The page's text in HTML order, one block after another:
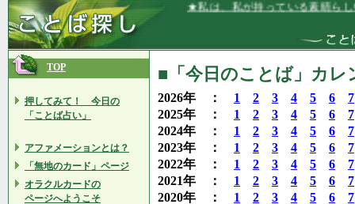
★私は、私が持っている素晴らしいもの
TOP
押してみて！ 今日の
「ことば占い」
アファメーションとは？
「無地のカード」ページ
オラクルカードの
ページへようこそ
■「今日のことば」カ
2026年 ： 1 2 3 4 5 6
7
2025年 ： 1 2 3 4 5 6
7
2024年 ： 1 2 3 4 5 6
7
2023年 ： 1 2 3 4 5 6
7
2022年 ： 1 2 3 4 5 6
7
2021年 ： 1 2 3 4 5 6
7
2020年 ： 1 2 3 4 5 6
7